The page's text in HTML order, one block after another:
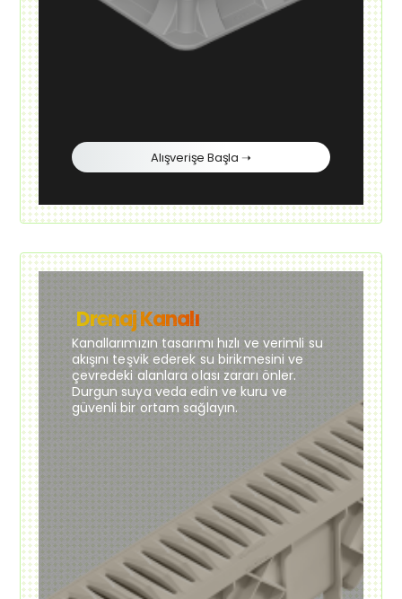
Alışverişe Başla ➝
Drenaj Kanalı
Kanallarımızın tasarımı hızlı ve verimli su
akışını teşvik ederek su birikmesini ve
çevredeki alanlara olası zararı önler.
Durgun suya veda edin ve kuru ve
güvenli bir ortam sağlayın.